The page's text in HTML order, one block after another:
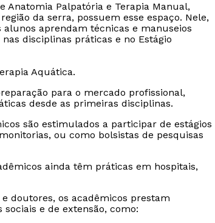
Anatomia Palpatória e Terapia Manual,
da serra, possuem esse espaço. Nele,
aprendam técnicas e manuseios
disciplinas práticas e no Estágio
Aquática.
para o mercado profissional,
desde as primeiras disciplinas.
são estimulados a participar de estágios
ou como bolsistas de pesquisas
ainda têm práticas em hospitais,
doutores, os acadêmicos prestam
e de extensão, como: ou
ou